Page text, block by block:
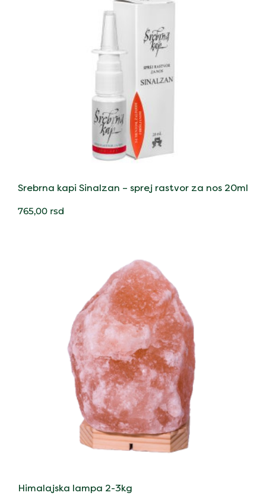
Srebrna kapi Sinalzan – sprej rastvor za nos 20ml
765,00 rsd
Himalajska lampa 2-3kg